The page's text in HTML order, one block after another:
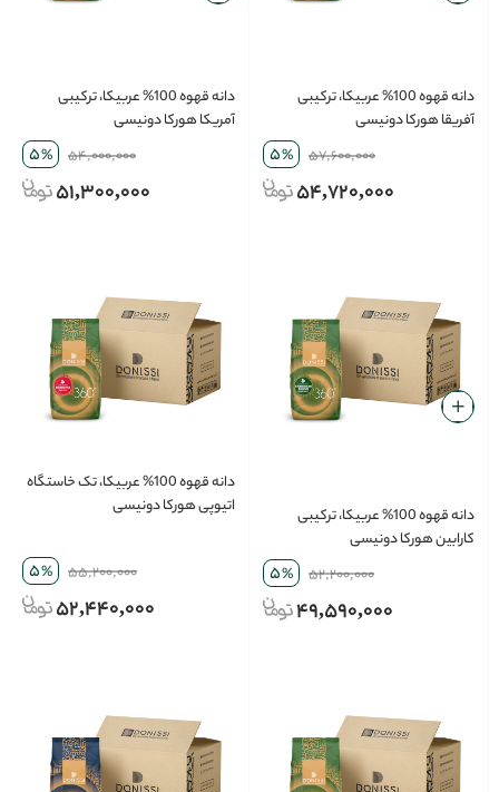
دانه قهوه 100% عربیکا، ترکیبی
آفریقا هورکا دونیسی
57,600,000
5%
54,720,000
دانه قهوه 100% عربیکا، ترکیبی
آمریکا هورکا دونیسی
54,000,000
5%
51,300,000
دانه قهوه 100% عربیکا، ترکیبی
کارابین هورکا دونیسی
52,200,000
5%
49,590,000
دانه قهوه 100% عربیکا، تک خاستگاه
اتیوپی هورکا دونیسی
55,200,000
5%
52,440,000